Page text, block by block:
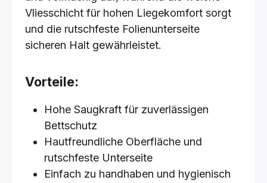
Vliesschicht für hohen Liegekomfort sorgt
und die rutschfeste Folienunterseite
sicheren Halt gewährleistet.
Vorteile:
Hohe Saugkraft für zuverlässigen
Bettschutz
Hautfreundliche Oberfläche und
rutschfeste Unterseite
Einfach zu handhaben und hygienisch